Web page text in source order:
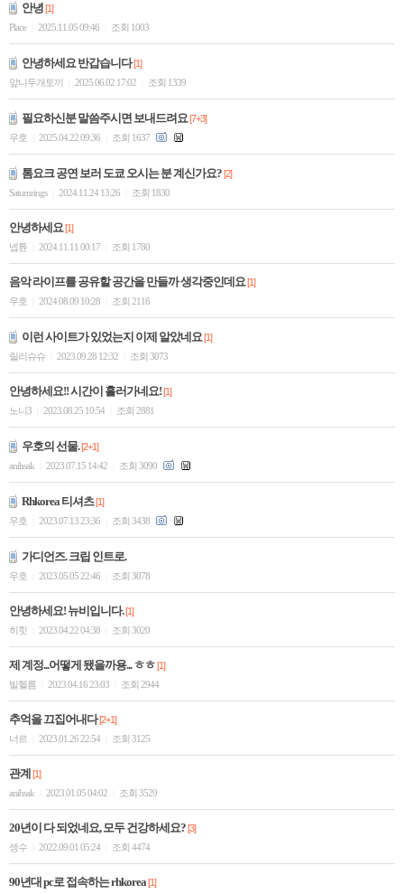
안녕[1]
Place
2025.11.05 09:46 조회 1003
안녕하세요 반갑습니다[1]
앞니두개토끼
2025.06.02 17:02 조회 1339
필요하신분 말씀주시면 보내드려요[7+3]
우호
2025.04.22 09:36 조회 1637
톰요크 공연 보러 도쿄 오시는 분 계신가요?[2]
Saturnrings
2024.11.24 13:26 조회 1830
안녕하세요[1]
넵튠
2024.11.11 00:17 조회 1780
음악 라이프를 공유할 공간을 만들까 생각중인데요[1]
우호
2024.08.09 10:28 조회 2116
이런 사이트가 있었는지 이제 알았네요[1]
릴리슈슈
2023.09.28 12:32 조회 3073
안녕하세요!! 시간이 흘러가네요![1]
노니3
2023.08.25 10:54 조회 2881
우호의 선물.[2+1]
anihsak
2023.07.15 14:42 조회 3090
Rhkorea 티셔츠[1]
우호
2023.07.13 23:36 조회 3438
가디언즈. 크립 인트로.
우호 2023.05.05 22:46 조회 3078
안녕하세요! 뉴비입니다.[1]
히힛
2023.04.22 04:38 조회 3020
제 계정...어떻게 됐을까용... ㅎㅎ[1]
빌헬름
2023.04.16 23:03 조회 2944
추억을 끄집어내다[2+1]
너르
2023.01.26 22:54 조회 3125
관계 [1]
anihsak
2023.01.05 04:02 조회 3529
20년이 다 되었네요, 모두 건강하세요?[3]
셍수
2022.09.01 05:24 조회 4474
90년대 pc로 접속하는 rhkorea[1]